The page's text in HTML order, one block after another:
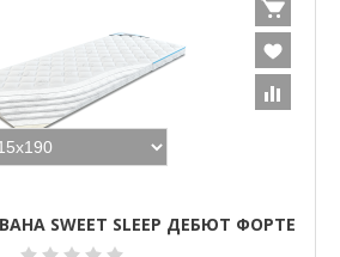
SWEET SLEEP ДЕБЮТ ФОРТЕ